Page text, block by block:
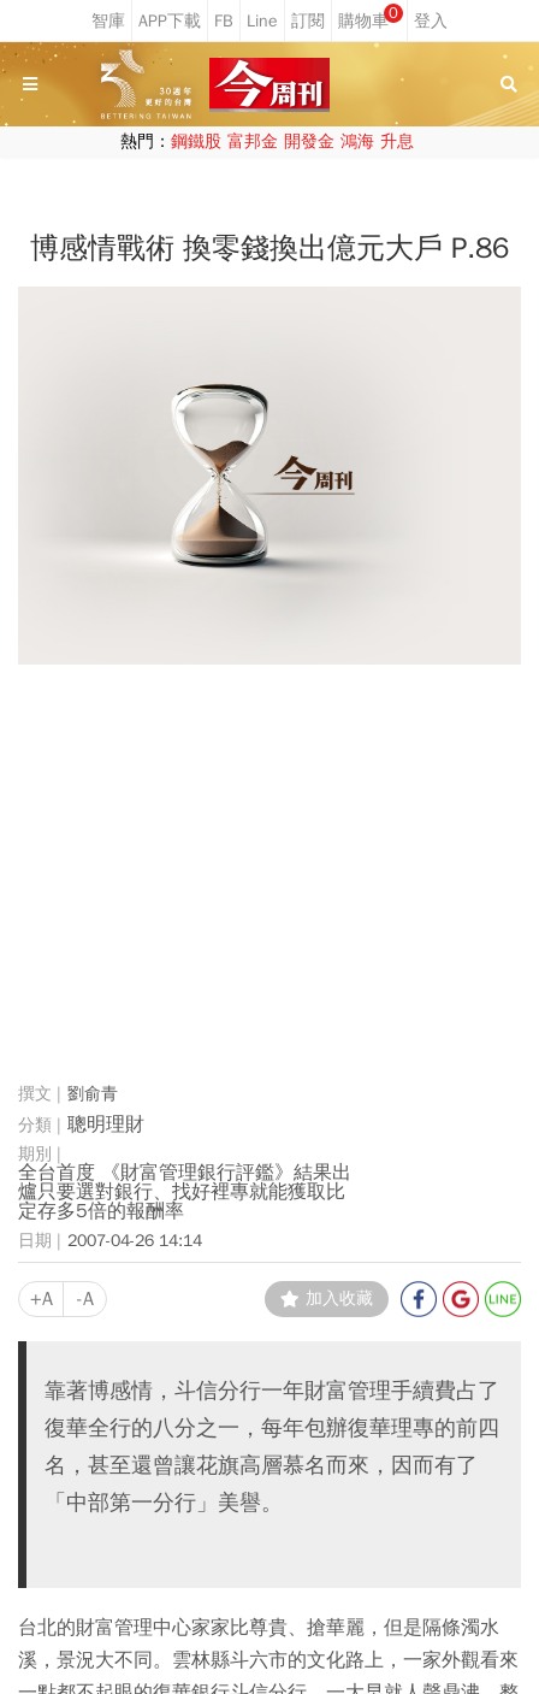
0
熱門： 鋼鐵股 富邦金 開發金 鴻海 升息
博感情戰術 換零錢換出億元大戶 P.86
劉俞青
聰明理財
全台首度 《財富管理銀行評鑑》結果出
爐只要選對銀行、找好裡專就能獲取比
定存多5倍的報酬率
2007-04-26 14:14
+A -A 加入收藏
靠著博感情，斗信分行一年財富管理手續費占了
復華全行的八分之一，每年包辦復華理專的前四
名，甚至還曾讓花旗高層慕名而來，因而有了
「中部第一分行」美譽。
台北的財富管理中心家家比尊貴、搶華麗，但是隔條濁水
溪，景況大不同。雲林縣斗六市的文化路上，一家外觀看來